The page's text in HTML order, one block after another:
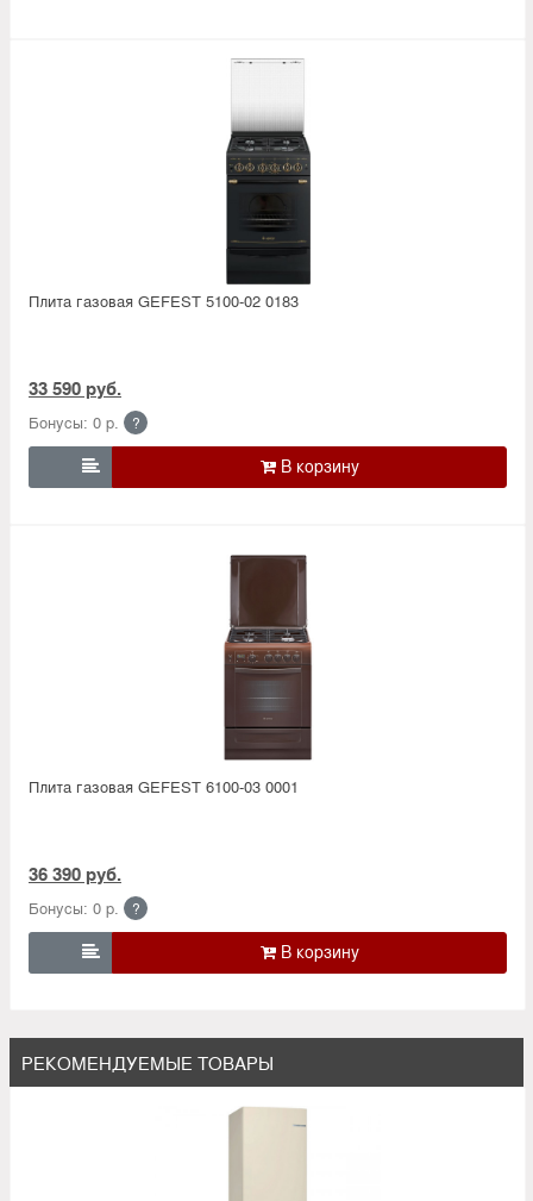
Плита газовая GEFEST 5100-02 0183
33 590 руб.
Бонусы: 0 р. ?

Плита газовая GEFEST 6100-03 0001
36 390 руб.
Бонусы: 0 р. ?

РЕКОМЕНДУЕМЫЕ ТОВАРЫ